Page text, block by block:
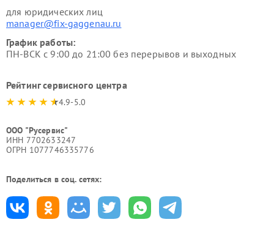
для юридических лиц
manager@fix-gaggenau.ru
График работы:
ПН-ВСК с 9:00 до 21:00 без перерывов и выходных
Рейтинг сервисного центра
4.9-5.0
ООО "Русервис"
ИНН 7702633247
ОГРН 1077746335776
Поделиться в соц. сетях: